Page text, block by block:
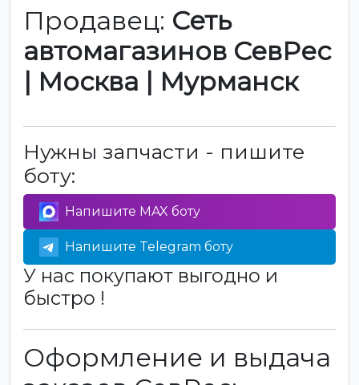
Продавец: Сеть
автомагазинов СевРес
| Москва | Мурманск
Нужны запчасти - пишите
боту:
Напишите MAX боту
Напишите Telegram боту
У нас покупают выгодно и
быстро !
Оформление и выдача